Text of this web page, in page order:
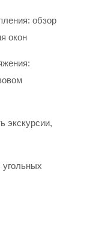
обзор
окон
экскурсии,